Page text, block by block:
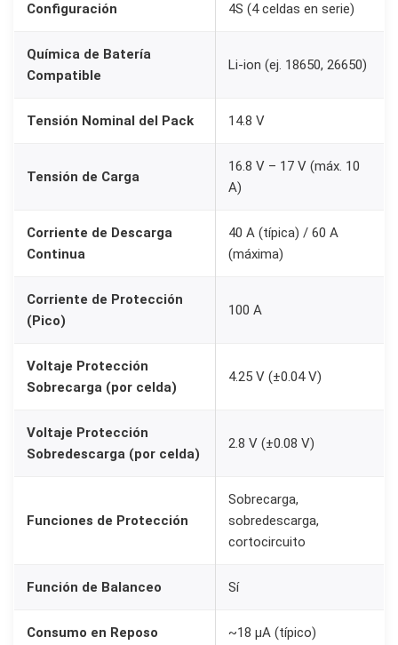
Configuración 4S (4 celdas en serie)
Química de Batería
Compatible
Li-ion (ej. 18650, 26650)
Tensión Nominal del Pack 14.8 V
Tensión de Carga
16.8 V – 17 V (máx. 10
A)
Corriente de Descarga
Continua
40 A (típica) / 60 A
(máxima)
Corriente de Protección
(Pico)
100 A
Voltaje Protección
Sobrecarga (por celda)
4.25 V (±0.04 V)
Voltaje Protección
Sobredescarga (por celda)
2.8 V (±0.08 V)
Funciones de Protección
Sobrecarga,
sobredescarga,
cortocircuito
Función de Balanceo Sí
Consumo en Reposo ~18 µA (típico)